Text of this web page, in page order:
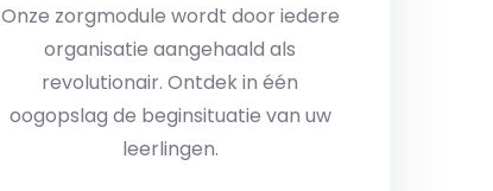
Onze zorgmodule wordt door iedere
organisatie aangehaald als
revolutionair. Ontdek in één
oogopslag de beginsituatie van uw
leerlingen.